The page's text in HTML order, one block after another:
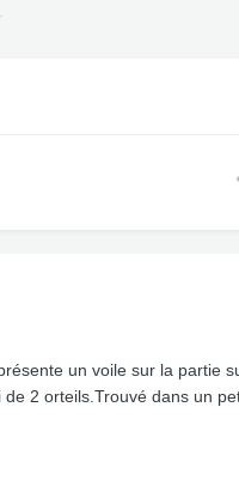
un voile sur la partie
2 orteils.Trouvé dans un